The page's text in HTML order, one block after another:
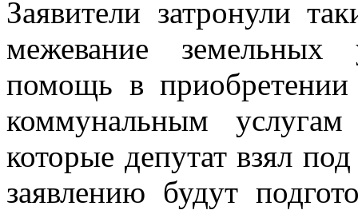
Заявители затронули
межевание земельных
помощь в приобретении
коммунальным
которые депутат взял
заявлению будут